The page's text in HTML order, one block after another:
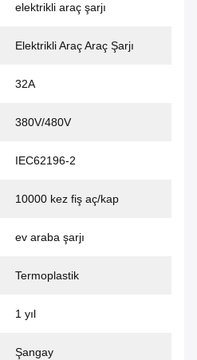
elektrikli araç şarjı
Elektrikli Araç Araç Şarjı
32A
380V/480V
IEC62196-2
10000 kez fiş aç/kap
ev araba şarjı
Termoplastik
1 yıl
Şangay